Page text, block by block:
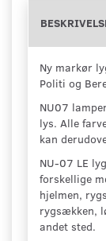
Ny markør
Politi og
NU07
lys. Alle
kan
NU-07 LE
forskellige
hjelmen,
rygsækken,
andet sted.